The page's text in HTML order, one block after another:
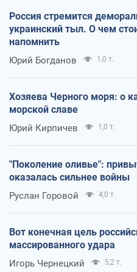
Россия стремится
украинский тыл. О чем
напомнить
Юрий Богданов 1,0 т.
Хозяева Черного моря: о
морской славе
Юрий Кирпичев 1,0 т.
"Поколение оливье":
оказалась сильнее войны
Руслан Горовой 4,0 т.
Вот конечная цель
массированного удара
Игорь Чернецкий 5,2 т.